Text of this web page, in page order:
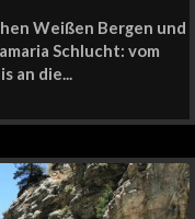
Weißen Bergen und
Schlucht: vom
an die...